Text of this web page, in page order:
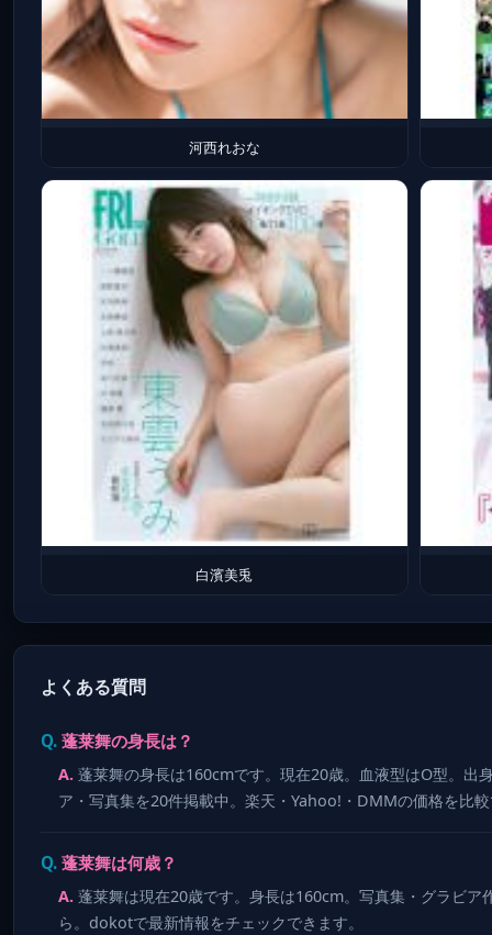
河西れおな
白濱美兎
よくある質問
蓬莱舞の身長は？
蓬莱舞の身長は160cmです。現在20歳。血液型はO型。出
ア・写真集を20件掲載中。楽天・Yahoo!・DMMの価格を比
蓬莱舞は何歳？
蓬莱舞は現在20歳です。身長は160cm。写真集・グラビ
ら。dokotで最新情報をチェックできます。